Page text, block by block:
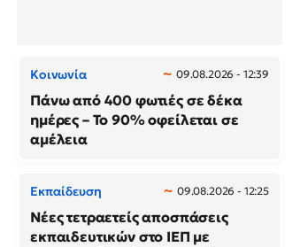
Κοινωνία 09.08.2026 - 12:39
Πάνω από 400 φωτιές σε δέκα
ημέρες – Το 90% οφείλεται σε
αμέλεια
Εκπαίδευση 09.08.2026 - 12:25
Νέες τετραετείς αποσπάσεις
εκπαιδευτικών στο ΙΕΠ με